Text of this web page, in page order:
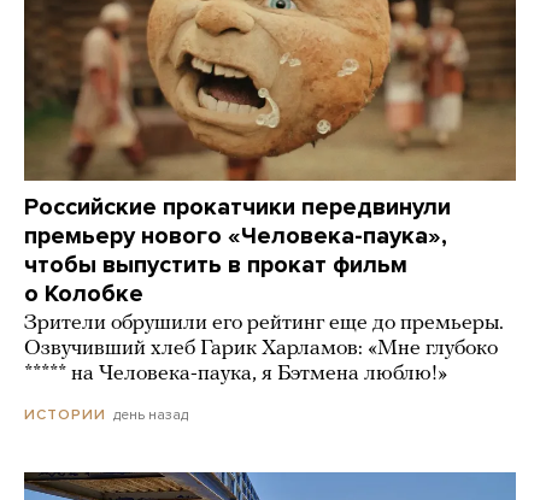
Российские прокатчики передвинули
премьеру нового «Человека-паука»,
чтобы выпустить в прокат фильм
о Колобке
Зрители обрушили его рейтинг еще до премьеры.
Озвучивший хлеб Гарик Харламов: «Мне глубоко
***** на Человека-паука, я Бэтмена люблю!»
ИСТОРИИ день назад